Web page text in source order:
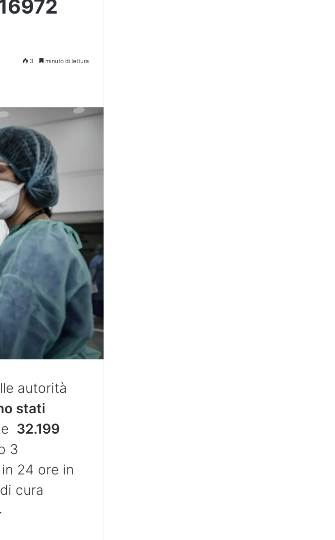
3 minuto di lettura
autorità
stati
e 32.199
3
in 24 ore in
cura